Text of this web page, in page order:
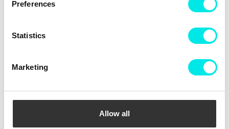
Preferences
Statistics
Marketing
Allow all
60%